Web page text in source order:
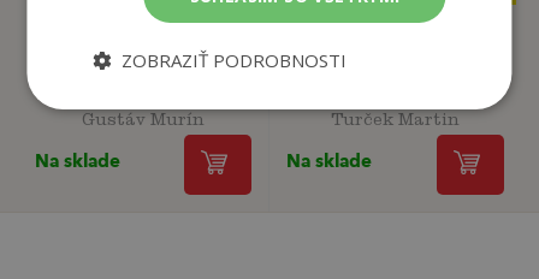
Mafiánsky gang
Gustáv Murín
Na sklade
Kajúcnik - Skutočný
Turček Martin
Na sklade
ZOBRAZIŤ PODROBNOSTI